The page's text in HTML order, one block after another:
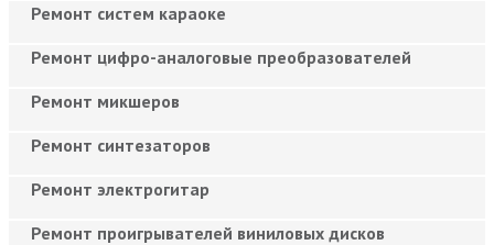
Ремонт систем караоке
Ремонт цифро-аналоговые преобразователей
Ремонт микшеров
Ремонт синтезаторов
Ремонт электрогитар
Ремонт проигрывателей виниловых дисков